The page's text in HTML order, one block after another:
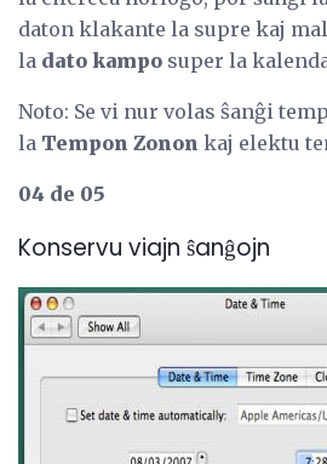
daton klakante la supre kaj
la dato kampo super la
Noto: Se vi nur volas ŝanĝi
la Tempon Zonon kaj elektu
04 de 05
Konservu viajn ŝanĝojn